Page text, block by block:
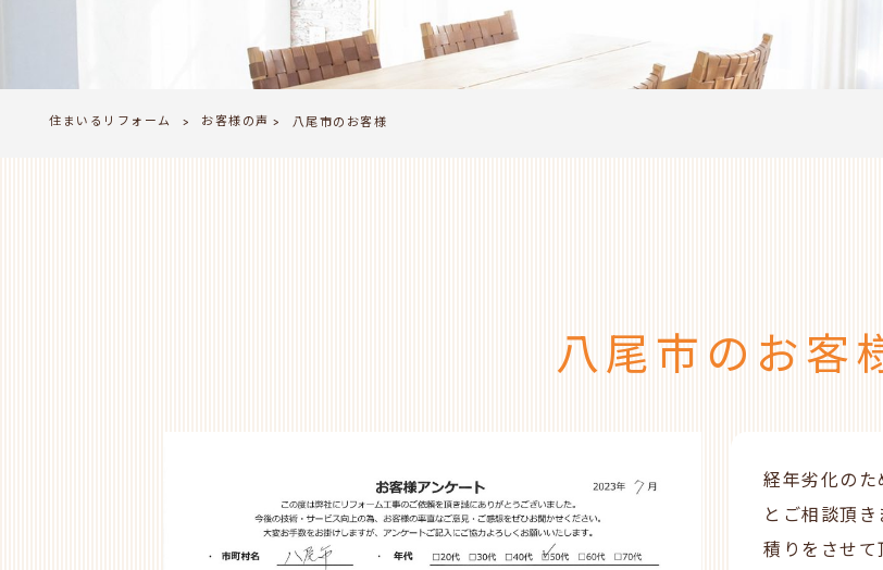
住まいるリフォーム > お客様の声 > 八尾市のお客様
八尾市のお客
経年劣化の
とご相談頂
積りをさせ